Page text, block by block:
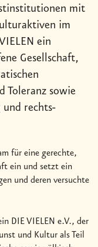
mit
im
ein
Gesellschaft,
Toleranz sowie
und rechts-
für eine gerechte,
ein und setzt ein
und deren versuchte
DIE VIELEN e.V., der
und Kultur als Teil